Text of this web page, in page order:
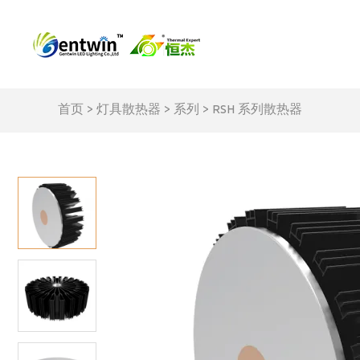
首页 > 灯具散热器 > 系列 > RSH 系列散热器